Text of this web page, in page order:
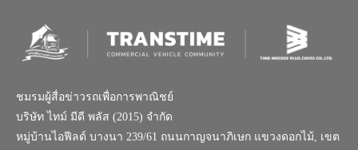
ชมรมผู้สื่อข่าวรถเพื่อการพาณิชย์
บริษัท ไทม์ มีดี พลัส (2015) จำกัด
หมู่บ้านไอฟีลด์ บางนา 239/61 ถนนกาญจนาภิเษก แขวงดอกไม้, เขต